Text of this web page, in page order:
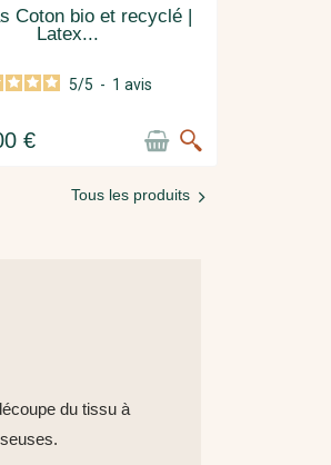
Coton bio et recyclé |
Latex...
5/5 - 1 avis
€
Tous les produits
du tissu à